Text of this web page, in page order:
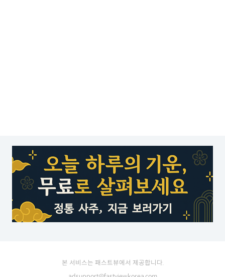
본 서비스는 패스트뷰에서 제공합니다.